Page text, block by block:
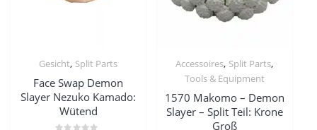
Gesicht, Split Parts
Face Swap Demon
Slayer Nezuko Kamado:
Wütend
Accessoires, Split Parts,
Tools & Equipment
1570 Makomo – Demon
Slayer – Split Teil: Krone
Groß